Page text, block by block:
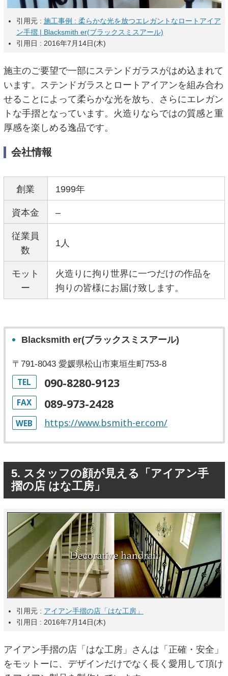
引用元 : 施工事例 : 柔らかな光を放つエレガントなロートアイア
ン手摺 | Blacksmith er(ブラックスミスアール)
引用日 : 2016年7月14日(木)
施主のご要望で一部にステンドガラスがはめ込まれて
います。ステンドガラスとロートアイアンを組み合わ
せることによって柔らかな光を放ち、さらにエレガン
トな手摺となっています。火造りならではの質感と重
厚感を楽しめる逸品です。
会社情報
創業 1999年
資本金 –
従業員
数
1人
モット
ー
火造りに拘り世界に一つだけの作品を
拘りの皆様にお届け致します。
Blacksmith er(ブラックスミスアール)
〒791-8043 愛媛県松山市東垣生町753-8
TEL 090-8280-9123
FAX 089-973-2428
WEB https://www.bsmith-er.com/
5. スタッフの顔が見える「アイアン手
摺の店 はな工房」
引用元 : アイアン手摺の店「はな工房」
引用日 : 2016年7月14日(木)
アイアン手摺の店「はな工房」さんは「正確・安全」
をモットーに、デザインだけでなく長く愛用して頂け